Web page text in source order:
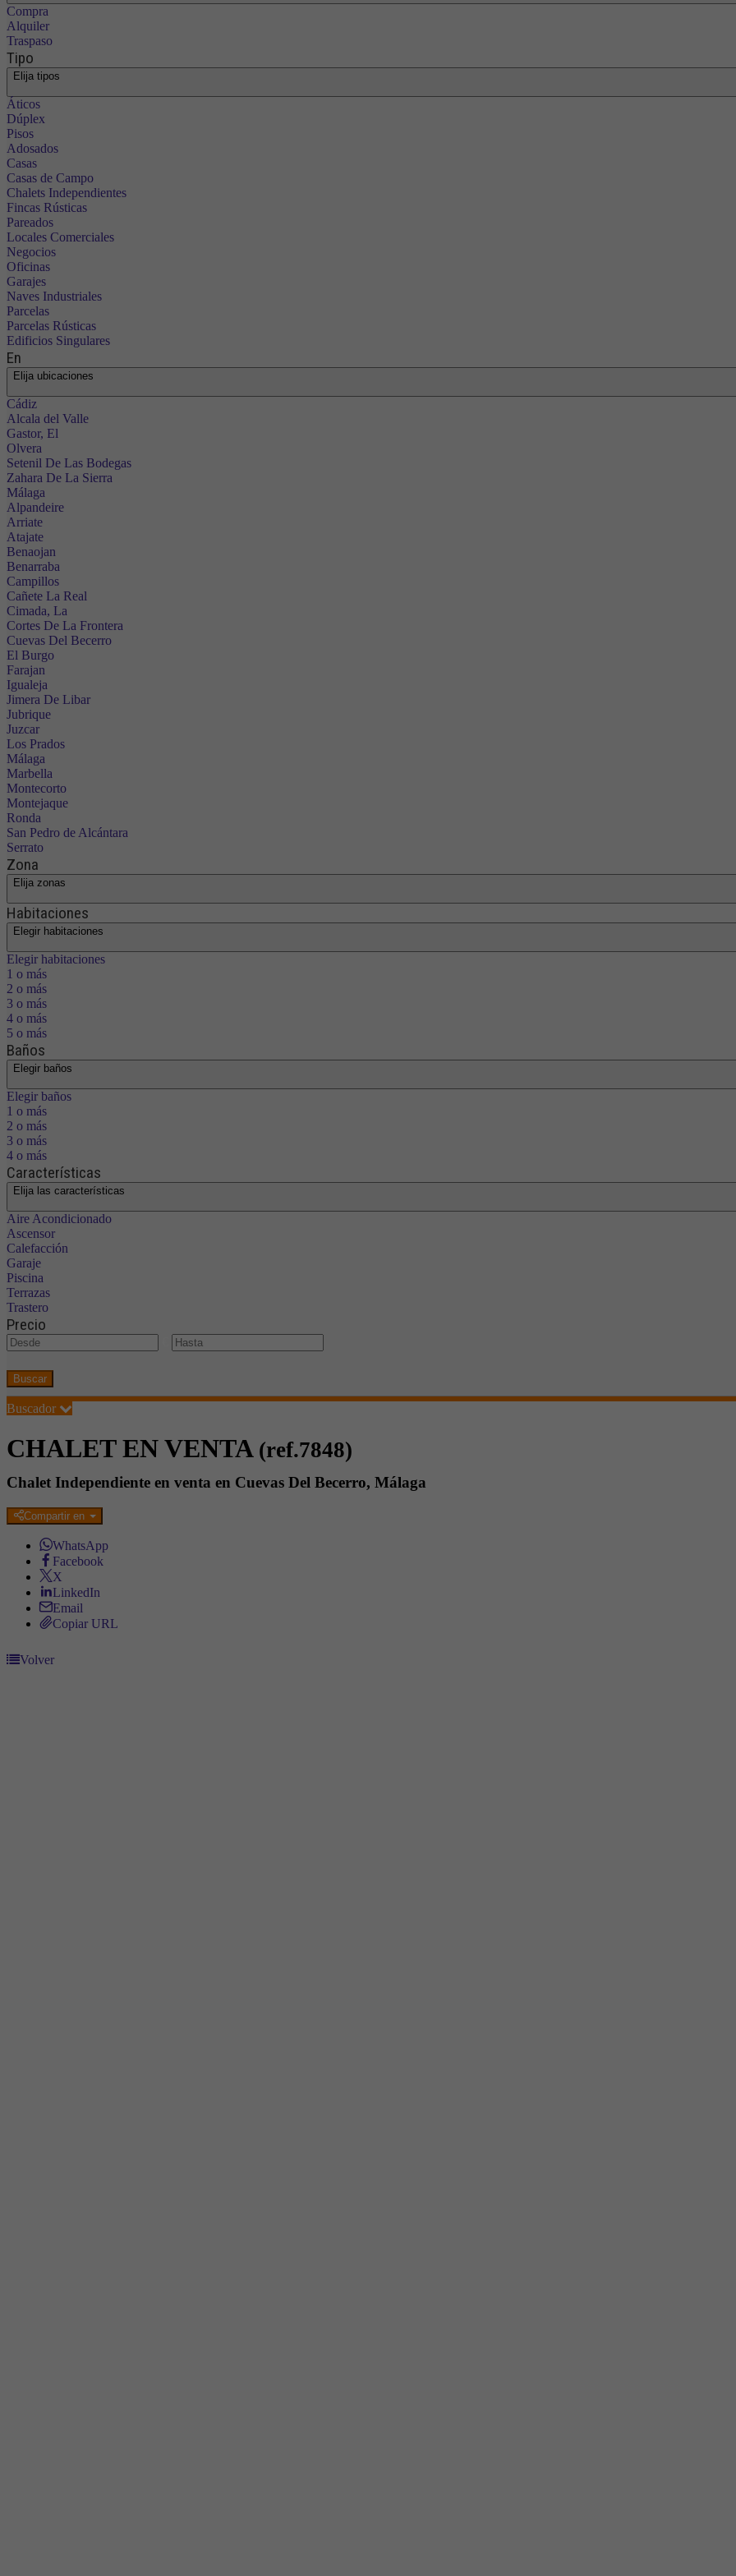
Compra
Alquiler
Traspaso
Tipo
Elija tipos
Áticos
Dúplex
Pisos
Adosados
Casas
Casas de Campo
Chalets Independientes
Fincas Rústicas
Pareados
Locales Comerciales
Negocios
Oficinas
Garajes
Naves Industriales
Parcelas
Parcelas Rústicas
Edificios Singulares
En
Elija ubicaciones
Cádiz
Alcala del Valle
Gastor, El
Olvera
Setenil De Las Bodegas
Zahara De La Sierra
Málaga
Alpandeire
Arriate
Atajate
Benaojan
Benarraba
Campillos
Cañete La Real
Cimada, La
Cortes De La Frontera
Cuevas Del Becerro
El Burgo
Farajan
Igualeja
Jimera De Libar
Jubrique
Juzcar
Los Prados
Málaga
Marbella
Montecorto
Montejaque
Ronda
San Pedro de Alcántara
Serrato
Zona
Elija zonas
Habitaciones
Elegir habitaciones
Elegir habitaciones
1 o más
2 o más
3 o más
4 o más
5 o más
Baños
Elegir baños
Elegir baños
1 o más
2 o más
3 o más
4 o más
Características
Elija las características
Aire Acondicionado
Ascensor
Calefacción
Garaje
Piscina
Terrazas
Trastero
Precio
Buscar
Buscador
CHALET EN VENTA (ref.7848)
Chalet Independiente en venta en Cuevas Del Becerro, Málaga
Compartir en
WhatsApp
Facebook
X
LinkedIn
Email
Copiar URL
Volver